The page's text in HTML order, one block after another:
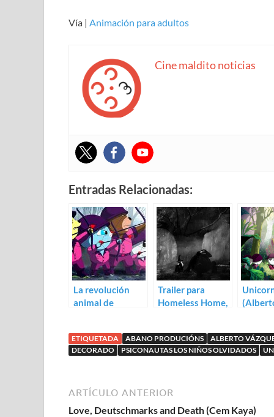
Vía | Animación para adultos
Cine maldito noticias
Entradas Relacionadas:
La revolución
animal de
Unicorn Wars
Trailer para
Homeless Home,
Alberto Vázquez
ETIQUETADA ABANO PRODUCIÓNS
ALBERTO
DECORADO
PSICONAUTAS LOS NIÑOS OLVIDADOS
ARTÍCULO ANTERIOR
Love, Deutschmarks and Death (Cem Kaya)